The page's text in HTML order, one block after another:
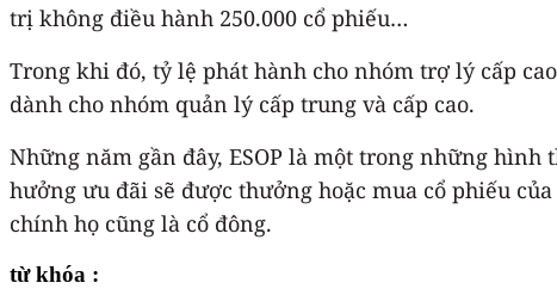
trị không điều hành 250.000 cổ phiếu…
Trong khi đó, tỷ lệ phát hành cho nhóm trợ lý cấp
dành cho nhóm quản lý cấp trung và cấp cao.
Những năm gần đây, ESOP là một trong những
hưởng ưu đãi sẽ được thưởng hoặc mua cổ phiếu
chính họ cũng là cổ đông.
từ khóa :